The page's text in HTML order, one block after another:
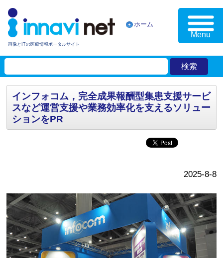
画像とITの医療情報ポータルサイト
ホーム
Menu
インフォコム，完全成果報酬型集患支援サービ
スなど運営支援や業務効率化を支えるソリュー
ションをPR
2025-8-8